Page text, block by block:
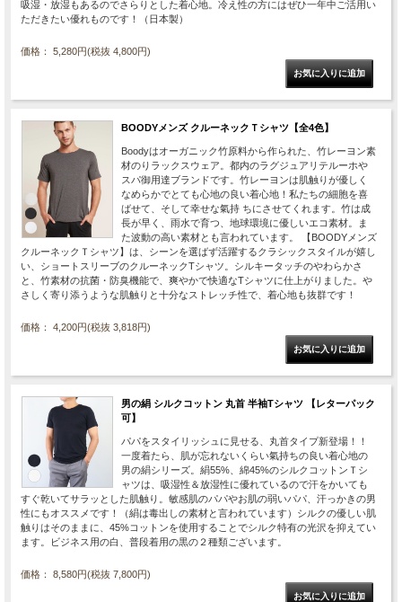
吸湿・放湿もあるのでさらりとした着心地。冷え性の方にはぜひ一年中ご活用い
ただきたい優れものです！（日本製）
価格： 5,280円(税抜 4,800円)
BOODYメンズ クルーネックＴシャツ【全4色】
Boodyはオーガニック竹原料から作られた、竹レーヨン素
材のりラックスウェア。都内のラグジュアリテルーホや
スパ御用達ブランドです。竹レーヨンは肌触りが優しく
なめらかでとても心地の良い着心地！私たちの細胞を喜
ばせて、そして幸せな氣持 ちにさせてくれます。竹は成
長が早く、雨水で育つ、地球環境に優しいエコ素材。ま
た波動の高い素材とも言われています。 【BOODYメンズ
クルーネックＴシャツ】は、シーンを選ばず活躍するクラシックスタイルが嬉し
い、ショートスリーブのクルーネックTシャツ。シルキータッチのやわらかさ
と、竹素材の抗菌・防臭機能で、爽やかで快適なTシャツに仕上がりました。や
さしく寄り添うような肌触りと十分なストレッチ性で、着心地も抜群です！
価格： 4,200円(税抜 3,818円)
男の絹 シルクコットン 丸首 半袖Tシャツ 【レターパック
可】
パパをスタイリッシュに見せる、丸首タイプ新登場！！
一度着たら、肌が忘れないくらい氣持ちの良い着心地の
男の絹シリーズ。絹55%、綿45%のシルクコットンＴシ
ャツは、吸湿性＆放湿性に優れているので汗をかいても
すぐ乾いてサラッとした肌触り。敏感肌のパパやお肌の弱いパパ、汗っかきの男
性にもオススメです！（絹は毒出しの素材と言われています）シルクの優しい肌
触りはそのままに、45%コットンを使用することでシルク特有の光沢を抑えてい
ます。ビジネス用の白、普段着用の黒の２種類ございます。
価格： 8,580円(税抜 7,800円)